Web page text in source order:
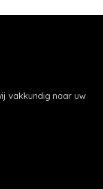
vakkundig naar uw